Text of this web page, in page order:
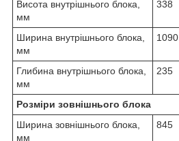
Висота внутрішнього блока,
мм
338
Ширина внутрішнього блока,
мм
1090
Глибина внутрішнього блока,
мм
235
Розміри зовнішнього блока
Ширина зовнішнього блока,
мм
845